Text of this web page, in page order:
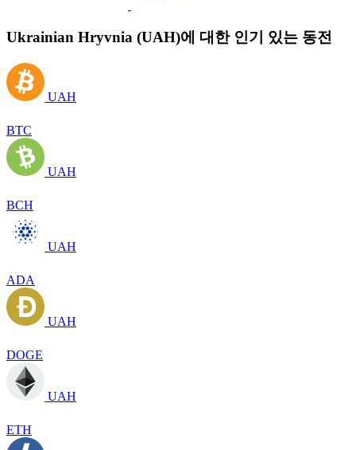
Ukrainian Hryvnia (UAH)에 대한 인기 있는 동전
UAH
BTC
UAH
BCH
UAH
ADA
UAH
DOGE
UAH
ETH